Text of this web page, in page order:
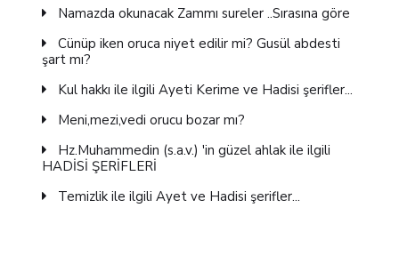
Namazda okunacak Zammı sureler ..Sırasına göre
Cünüp iken oruca niyet edilir mi? Gusül abdesti
şart mı?
Kul hakkı ile ilgili Ayeti Kerime ve Hadisi şerifler...
Meni,mezi,vedi orucu bozar mı?
Hz.Muhammedin (s.a.v.) 'in güzel ahlak ile ilgili
HADİSİ ŞERİFLERİ
Temizlik ile ilgili Ayet ve Hadisi şerifler...